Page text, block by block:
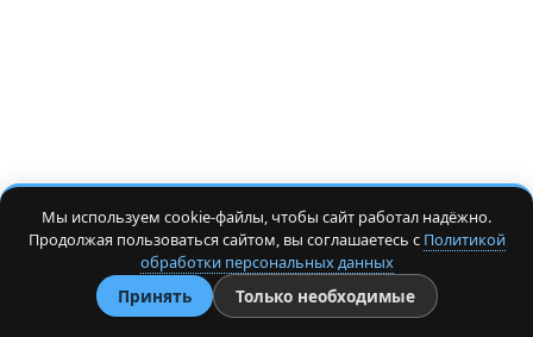
Мы используем cookie-файлы, чтобы сайт работал надёжно.
Продолжая пользоваться сайтом, вы соглашаетесь с Политикой
обработки персональных данных
Принять Только необходимые